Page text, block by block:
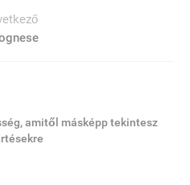
amitől másképp tekintesz